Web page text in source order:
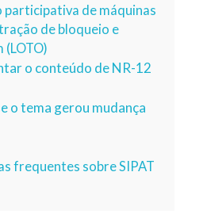
participativa de máquinas
de bloqueio e
o conteúdo de NR-12
o tema gerou mudança
frequentes sobre SIPAT